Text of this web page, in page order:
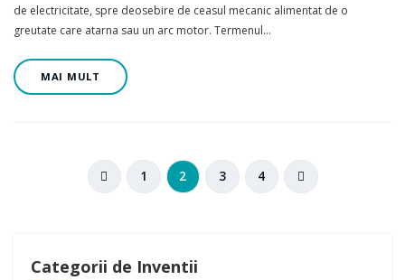
de electricitate, spre deosebire de ceasul mecanic alimentat de o
greutate care atarna sau un arc motor. Termenul…
MAI MULT
1 2 3 4
Categorii de Inventii